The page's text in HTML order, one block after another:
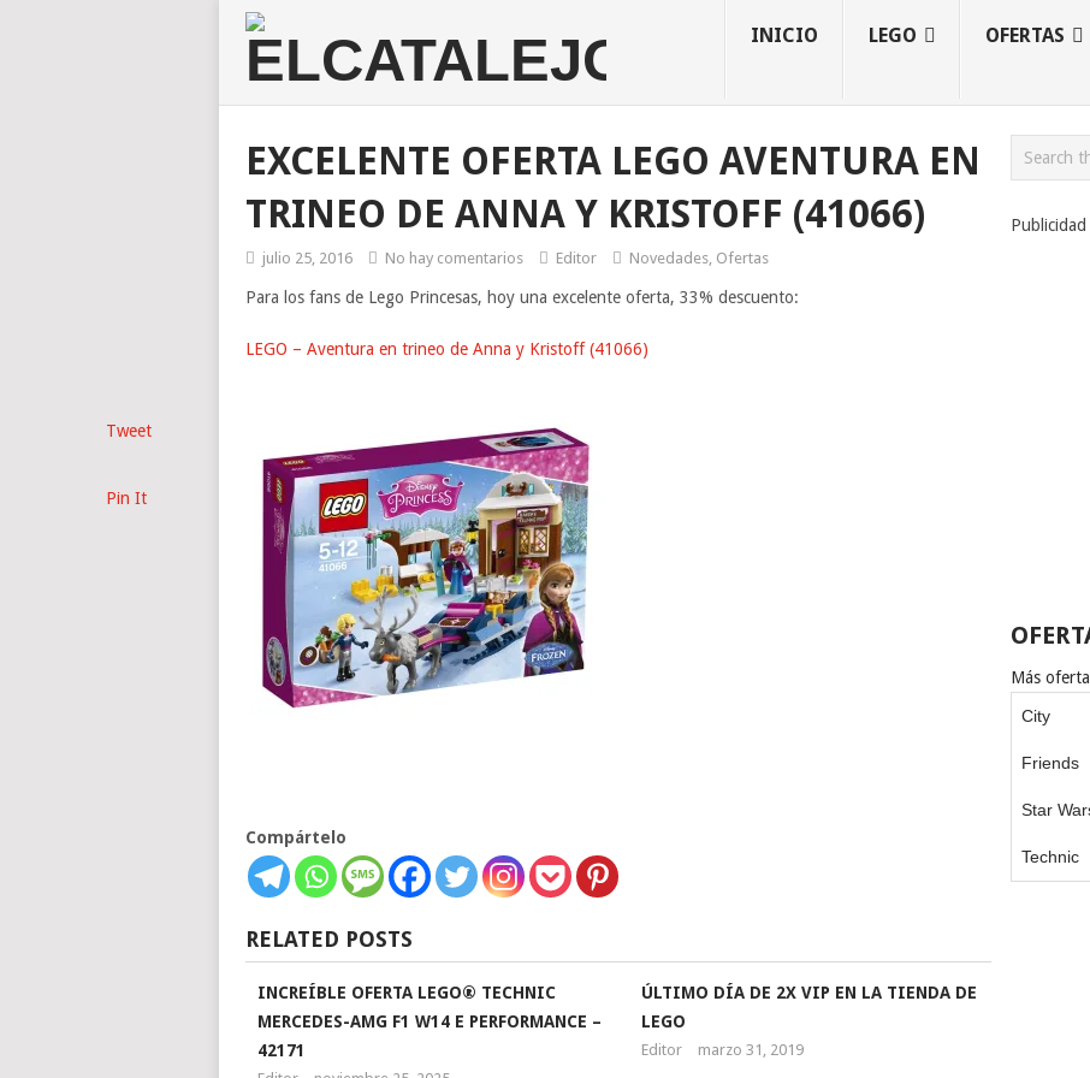
INICIO LEGO OFERTAS
EXCELENTE OFERTA LEGO AVENTURA EN
TRINEO DE ANNA Y KRISTOFF (41066)
julio 25, 2016 No hay comentarios Editor Novedades, Ofertas
Para los fans de Lego Princesas, hoy una excelente oferta, 33% descuento:
LEGO – Aventura en trineo de Anna y Kristoff (41066)
Compártelo
Tweet
Pin It
RELATED POSTS
INCREÍBLE OFERTA LEGO® TECHNIC
MERCEDES-AMG F1 W14 E PERFORMANCE –
42171
ÚLTIMO DÍA DE 2X VIP EN LA TIENDA DE
LEGO
Editor marzo 31, 2019
Publicidad
Más
City
Friends
Star
Technic